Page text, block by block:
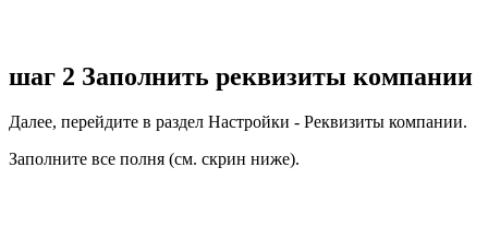
шаг 2 Заполнить реквизиты компании
Далее, перейдите в раздел Настройки - Реквизиты компании.
Заполните все полня (см. скрин ниже).